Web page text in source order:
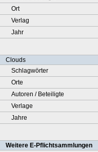
Ort
Verlag
Jahr
Clouds
Schlagwörter
Orte
Autoren / Beteiligte
Verlage
Jahre
Weitere E-Pflichtsammlungen